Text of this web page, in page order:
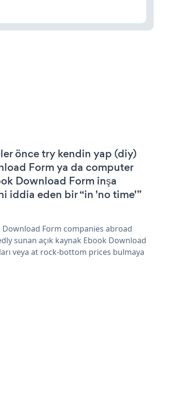
önce try kendin yap (diy)
Form ya da computer
Download Form inşa
iddia eden bir “in 'no time'”
Form companies abroad
sunan açık kaynak Ebook Download
veya at rock-bottom prices bulmaya